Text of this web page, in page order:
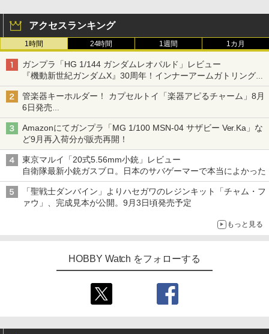
アクセスランキング
1時間 24時間 1週間 1カ月
ガンプラ「HG 1/144 ガンダムレオパルド」レビュー
『機動新世紀ガンダムX』30周年！インナーアームガトリングの
変形機構まで再現し最新フォーマットでキット化！
管楽器キーホルダー！ カプセルトイ「楽器アピるチャーム」8月
6日発売
チューバ、テナサクなど5種各3色
Amazonにてガンプラ「MG 1/100 MSN-04 サザビー Ver.Ka」な
ど9月再入荷分が販売再開！
東京マルイ「20式5.56mm小銃」レビュー
自衛隊最新小銃ガスブロ。日本のサバゲーマーで本当によかった
「聖戦士ダンバイン」よりハセガワのレジンキット「チャム・フ
ァウ」、完成見本が公開。9月3日頃発売予定
もっと見る
HOBBY Watch をフォローする